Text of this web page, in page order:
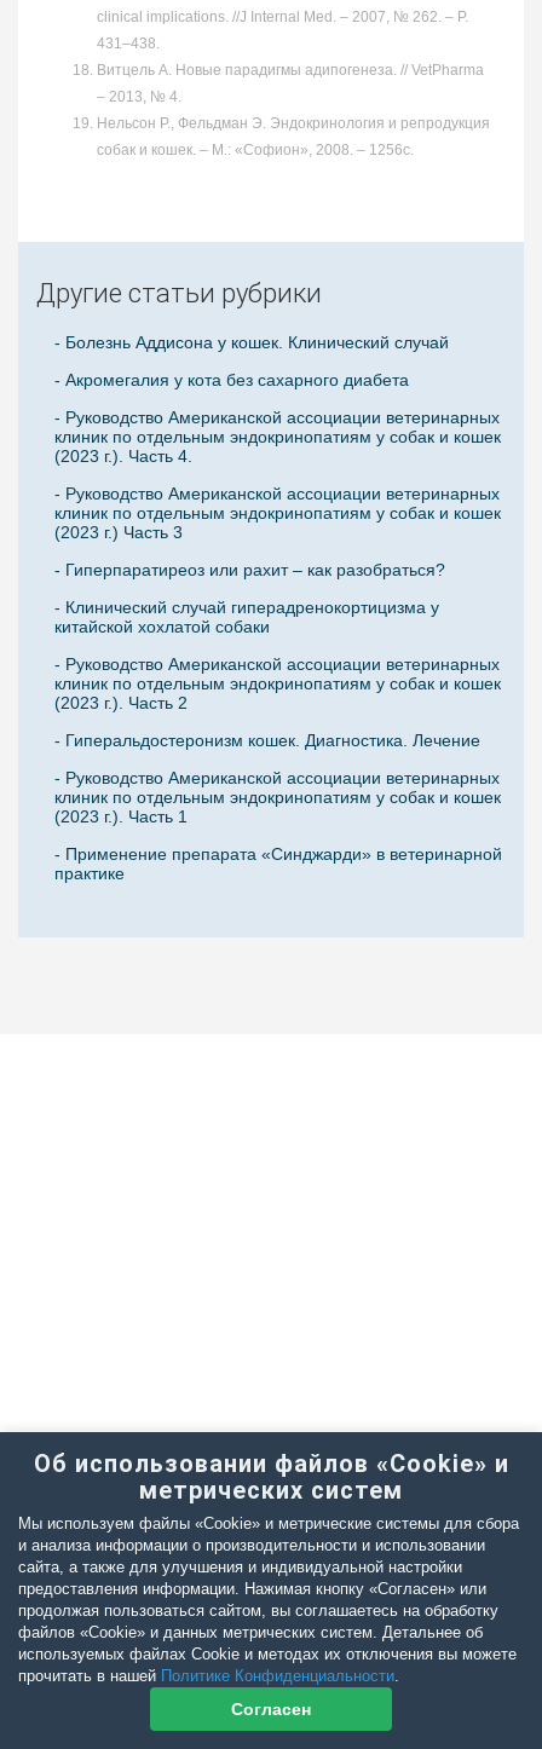
clinical implications. //J Internal Med. – 2007, № 262. – Р.
431–438.
Витцель А. Новые парадигмы адипогенеза. // VetPharma
– 2013, № 4.
Нельсон Р., Фельдман Э. Эндокринология и репродукция
собак и кошек. – М.: «Софион», 2008. – 1256с.
Другие статьи рубрики
- Болезнь Аддисона у кошек. Клинический случай
- Акромегалия у кота без сахарного диабета
- Руководство Американской ассоциации ветеринарных
клиник по отдельным эндокринопатиям у собак и кошек
(2023 г.). Часть 4.
- Руководство Американской ассоциации ветеринарных
клиник по отдельным эндокринопатиям у собак и кошек
(2023 г.) Часть 3
- Гиперпаратиреоз или рахит – как разобраться?
- Клинический случай гиперадренокортицизма у
китайской хохлатой собаки
- Руководство Американской ассоциации ветеринарных
клиник по отдельным эндокринопатиям у собак и кошек
(2023 г.). Часть 2
- Гиперальдостеронизм кошек. Диагностика. Лечение
- Руководство Американской ассоциации ветеринарных
клиник по отдельным эндокринопатиям у собак и кошек
(2023 г.). Часть 1
- Применение препарата «Синджарди» в ветеринарной
практике
Об использовании файлов «Cookie» и
метрических систем
Мы используем файлы «Cookie» и метрические системы для сбора
и анализа информации о производительности и использовании
сайта, а также для улучшения и индивидуальной настройки
предоставления информации. Нажимая кнопку «Согласен» или
продолжая пользоваться сайтом, вы соглашаетесь на обработку
файлов «Cookie» и данных метрических систем. Детальнее об
используемых файлах Cookie и методах их отключения вы можете
прочитать в нашей Политике Конфиденциальности.
Согласен